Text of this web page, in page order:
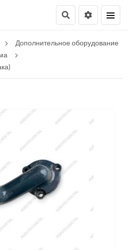
Дополнительное оборудование